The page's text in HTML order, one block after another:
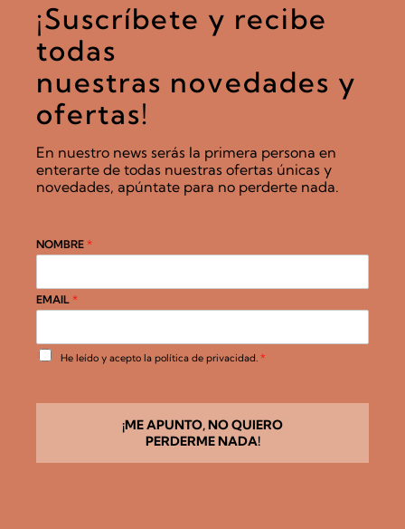
¡Suscríbete y recibe
todas
nuestras novedades y
ofertas!
En nuestro news serás la primera persona en
enterarte de todas nuestras ofertas únicas y
novedades, apúntate para no perderte nada.
NOMBRE *
EMAIL *
A
G
He leído y acepto la política de privacidad. *
¡ME APUNTO, NO QUIERO
PERDERME NADA!